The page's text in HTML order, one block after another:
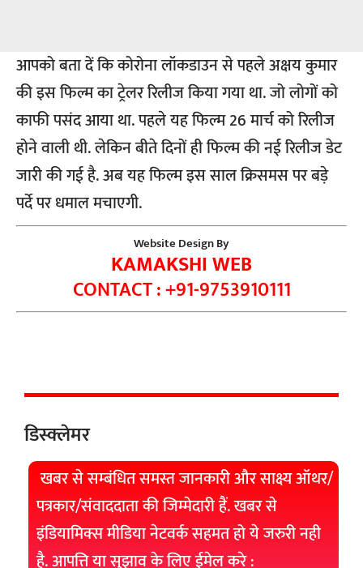
आपको बता दें कि कोरोना लॉकडाउन से पहले अक्षय कुमार
की इस फिल्म का ट्रेलर रिलीज किया गया था. जो लोगों को
काफी पसंद आया था. पहले यह फिल्म 26 मार्च को रिलीज
होने वाली थी. लेकिन बीते दिनों ही फिल्म की नई रिलीज डेट
जारी की गई है. अब यह फिल्म इस साल क्रिसमस पर बड़े
पर्दे पर धमाल मचाएगी.
Website Design By
KAMAKSHI WEB
CONTACT : +91-9753910111
डिस्क्लेमर
खबर से सम्बंधित समस्त जानकारी और साक्ष्य ऑथर/
पत्रकार/संवाददाता की जिम्मेदारी हैं. खबर से
इंडियामिक्स मीडिया नेटवर्क सहमत हो ये जरुरी नही
है. आपत्ति या सुझाव के लिए ईमेल करे :